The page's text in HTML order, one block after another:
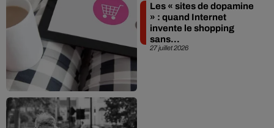
27 juillet 2026
Les « sites de dopamine
» : quand Internet
invente le shopping
sans...